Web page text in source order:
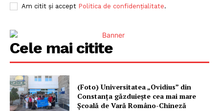
Am citit și accept Politica de confidențialitate.
Cele mai citite
(Foto) Universitatea „Ovidius” din
Constanța găzduiește cea mai mare
Școală de Vară Româno-Chineză